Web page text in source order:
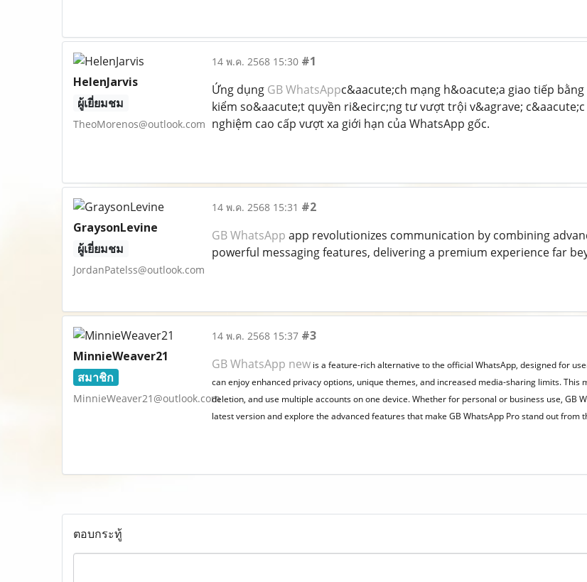
HelenJarvis
ผู้เยี่ยมชม
TheoMorenos@outlook.com
14 พ.ค. 2568 15:30 #1
Ứng dụng GB WhatsAppc&aacute;ch mạng h&oacute;a giao tiếp
kiểm so&aacute;t quyền ri&ecirc;ng tư vượt trội v&agrave;
nghiệm cao cấp vượt xa giới hạn của WhatsApp gốc.
GraysonLevine
ผู้เยี่ยมชม
JordanPatelss@outlook.com
14 พ.ค. 2568 15:31 #2
GB WhatsApp app revolutionizes communication by combining
powerful messaging features, delivering a premium experience far
MinnieWeaver21
สมาชิก
MinnieWeaver21@outlook.com
14 พ.ค. 2568 15:37 #3
GB WhatsApp newis a feature-rich alternative to the official WhatsApp, designed for
can enjoy enhanced privacy options, unique themes, and increased media-sharing limits.
deletion, and use multiple accounts on one device. Whether for personal or business use, GB
latest version and explore the advanced features that make GB WhatsApp Pro stand out from
ตอบกระทู้